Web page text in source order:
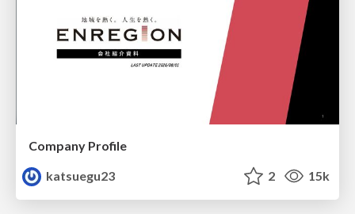
Company Profile
katsuegu23
2 15k